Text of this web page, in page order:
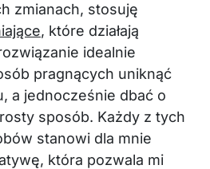
zmianach, stosuję
, które działają
idealnie
pragnących uniknąć
a jednocześnie dbać o
sposób. Każdy z tych
stanowi dla mnie
która pozwala mi